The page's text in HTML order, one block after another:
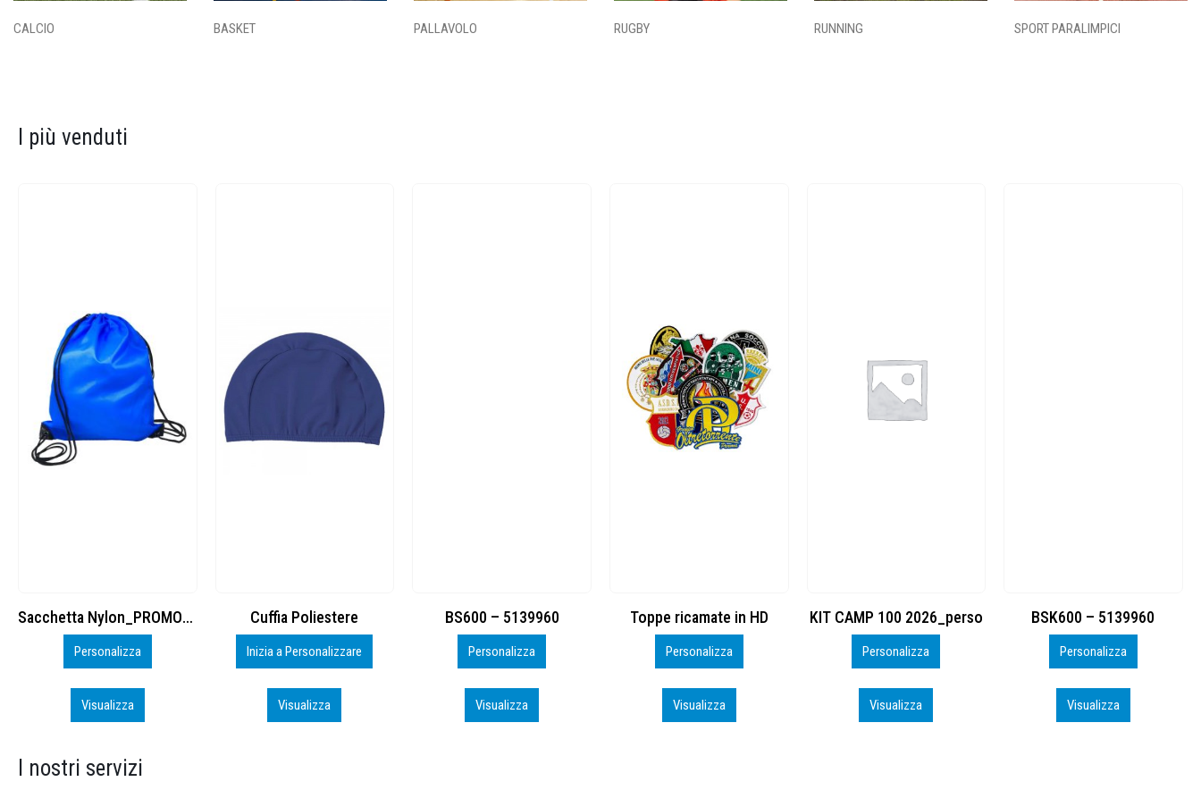
CALCIO BASKET PALLAVOLO RUGBY RUNNING SPORT PARALIMPICI
I più venduti
Cuffia Poliestere
Inizia a Personalizzare
Visualizza
BS600 – 5139960
Personalizza
Visualizza
Toppe ricamate in HD
Personalizza
Visualizza
KIT CAMP 100 2026_perso
Personalizza
Visualizza
BSK600 – 5139960
Personalizza
Visualizza
DTF
Personalizza
Visualizza
I nostri servizi